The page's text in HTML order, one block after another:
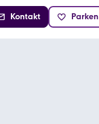
Kontakt Parken